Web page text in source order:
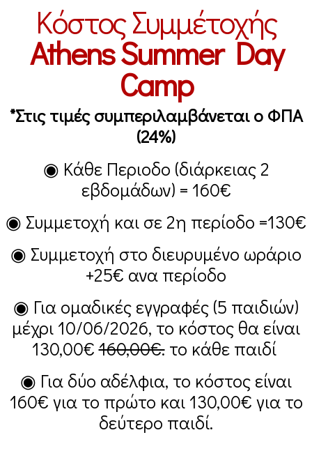
Κόστος Συμμέτοχής
Athens Summer Day
Camp
*Στις τιμές συμπεριλαμβάνεται ο ΦΠΑ
(24%)
◉ Κάθε Περιοδο (διάρκειας 2
εβδομάδων) = 160€
◉ Συμμετοχή και σε 2η περίοδο =130€
◉ Συμμετοχή στο διευρυμένο ωράριο
+25€ ανα περίοδο
◉ Για ομαδικές εγγραφές (5 παιδιών)
μέχρι 10/06/2026, το κόστος θα είναι
130,00€160,00€.το κάθε παιδί
◉ Για δύο αδέλφια, το κόστος είναι
160€ για το πρώτο και 130,00€ για το
δεύτερο παιδί.